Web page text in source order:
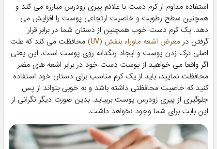
استفاده مداوم از کرم دست با علائم پیری زودرس مبارزه می کند و
همچنین سطح رطوبت و خاصیت ارتجاعی پوست را افزایش می
دهد. یک کرم دست خوب همچنین از دستان شما در برابر قرار
گرفتن در معرض اشعه ماوراء بنفش (UV)
محافظت می کند که علت
اصلی ترک زدن پوست و ایجاد رنگدانه روی پوست است. این یعنی
اگر واقعا می خواهید از پوست دست خود در برابر اشعه های مضر
محافظت نمایید، باید از یک کرم مناسب برای دستان خود استفاده
کنید که خاصیت محافظتی داشته باشد و به خوبی بتواند از پس
جلوگیری از پیری زودرس پوست بربیاید. بدین صورت دیگر نگرانی از
این بابت برای شما وجود نخواهد داشت.